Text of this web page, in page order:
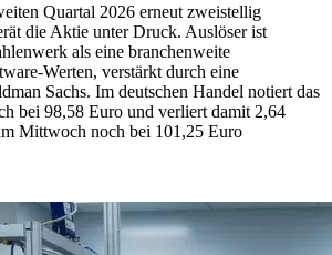
Quartal 2026 erneut zweistellig
die Aktie unter Druck. Auslöser ist
als eine branchenweite
Werten, verstärkt durch eine
Sachs. Im deutschen Handel notiert das
bei 98,58 Euro und verliert damit 2,64
Mittwoch noch bei 101,25 Euro